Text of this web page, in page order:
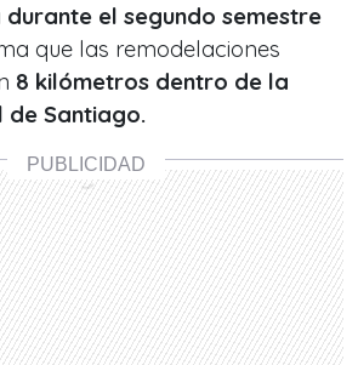
el segundo semestre
que las remodelaciones
8 kilómetros dentro de la
Santiago.